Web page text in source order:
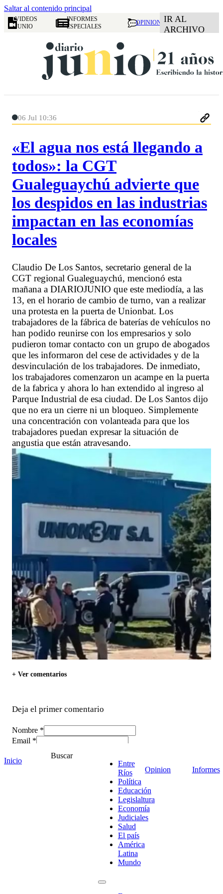
Saltar al contenido principal
VIDEOS
JUNIO
INFORMES
ESPECIALES
OPINION IR AL
ARCHIVO
06 Jul 10:36
«El agua nos está llegando a
todos»: la CGT
Gualeguaychú advierte que
los despidos en las industrias
impactan en las economías
locales
Claudio De Los Santos, secretario general de la
CGT regional Gualeguaychú, mencionó esta
mañana a DIARIOJUNIO que este mediodía, a las
13, en el horario de cambio de turno, van a realizar
una protesta en la puerta de Unionbat. Los
trabajadores de la fábrica de baterías de vehículos no
han podido reunirse con los empresarios y solo
pudieron tomar contacto con un grupo de abogados
que les informaron del cese de actividades y de la
desvinculación de los trabajadores. De inmediato,
los trabajadores comenzaron un acampe en la puerta
de la fabrica y ahora lo han extendido al ingreso al
Parque Industrial de esa ciudad. De Los Santos dijo
que no era un cierre ni un bloqueo. Simplemente
una concentración con volanteada para que los
trabajadores puedan expresar la situación de
angustia que están atravesando.
+ Ver comentarios
Deja el primer comentario
Nombre *
Email *
Inicio
Buscar
Entre
Ríos
Política
Educación
Legislaltura
Economía
Judiciales
Salud
El país
América
Latina
Mundo
Opinion Informes